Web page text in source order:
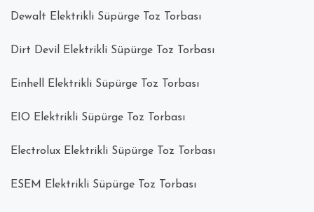
Dewalt Elektrikli Süpürge Toz Torbası
Dirt Devil Elektrikli Süpürge Toz Torbası
Einhell Elektrikli Süpürge Toz Torbası
EIO Elektrikli Süpürge Toz Torbası
Electrolux Elektrikli Süpürge Toz Torbası
ESEM Elektrikli Süpürge Toz Torbası